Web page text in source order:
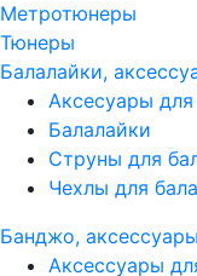
Метротюнеры
Тюнеры
Балалайки,
Аксесуары для
Балалайки
Струны для
Чехлы для
Банджо, аксессуары
Аксессуары